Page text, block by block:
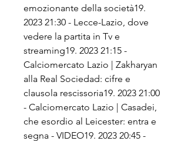
emozionante della società19.
2023 21:30 - Lecce-Lazio, dove
vedere la partita in Tv e
streaming19. 2023 21:15 -
Calciomercato Lazio | Zakharyan
alla Real Sociedad: cifre e
clausola rescissoria19. 2023 21:00
- Calciomercato Lazio | Casadei,
che esordio al Leicester: entra e
segna - VIDEO19. 2023 20:45 -